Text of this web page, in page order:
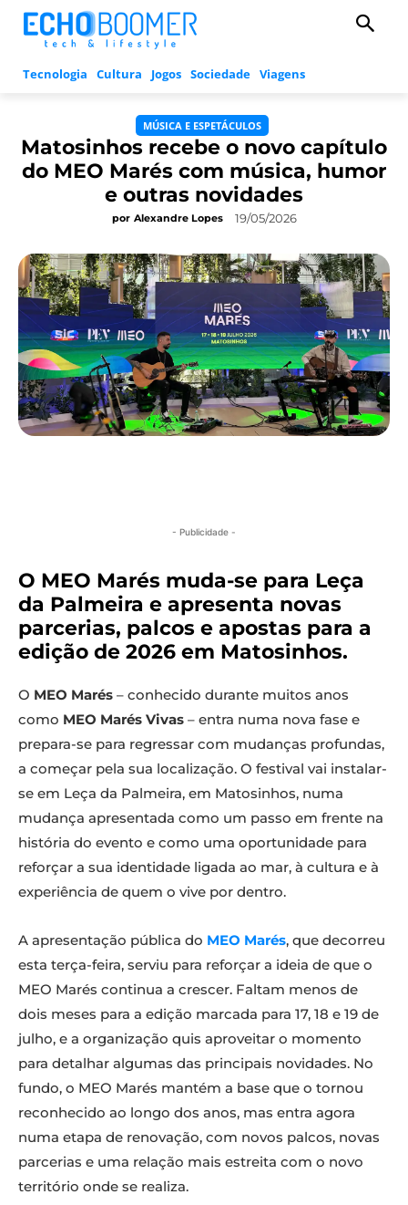
Tecnologia Cultura Jogos Sociedade Viagens
MÚSICA E ESPETÁCULOS
Matosinhos recebe o novo capítulo
do MEO Marés com música, humor
e outras novidades
por Alexandre Lopes 19/05/2026
- Publicidade -
O MEO Marés muda-se para Leça
da Palmeira e apresenta novas
parcerias, palcos e apostas para a
edição de 2026 em Matosinhos.
O MEO Marés – conhecido durante muitos anos
como MEO Marés Vivas – entra numa nova fase e
prepara-se para regressar com mudanças profundas,
a começar pela sua localização. O festival vai instalar-
se em Leça da Palmeira, em Matosinhos, numa
mudança apresentada como um passo em frente na
história do evento e como uma oportunidade para
reforçar a sua identidade ligada ao mar, à cultura e à
experiência de quem o vive por dentro.
A apresentação pública do MEO Marés, que decorreu
esta terça-feira, serviu para reforçar a ideia de que o
MEO Marés continua a crescer. Faltam menos de
dois meses para a edição marcada para 17, 18 e 19 de
julho, e a organização quis aproveitar o momento
para detalhar algumas das principais novidades. No
fundo, o MEO Marés mantém a base que o tornou
reconhecido ao longo dos anos, mas entra agora
numa etapa de renovação, com novos palcos, novas
parcerias e uma relação mais estreita com o novo
território onde se realiza.